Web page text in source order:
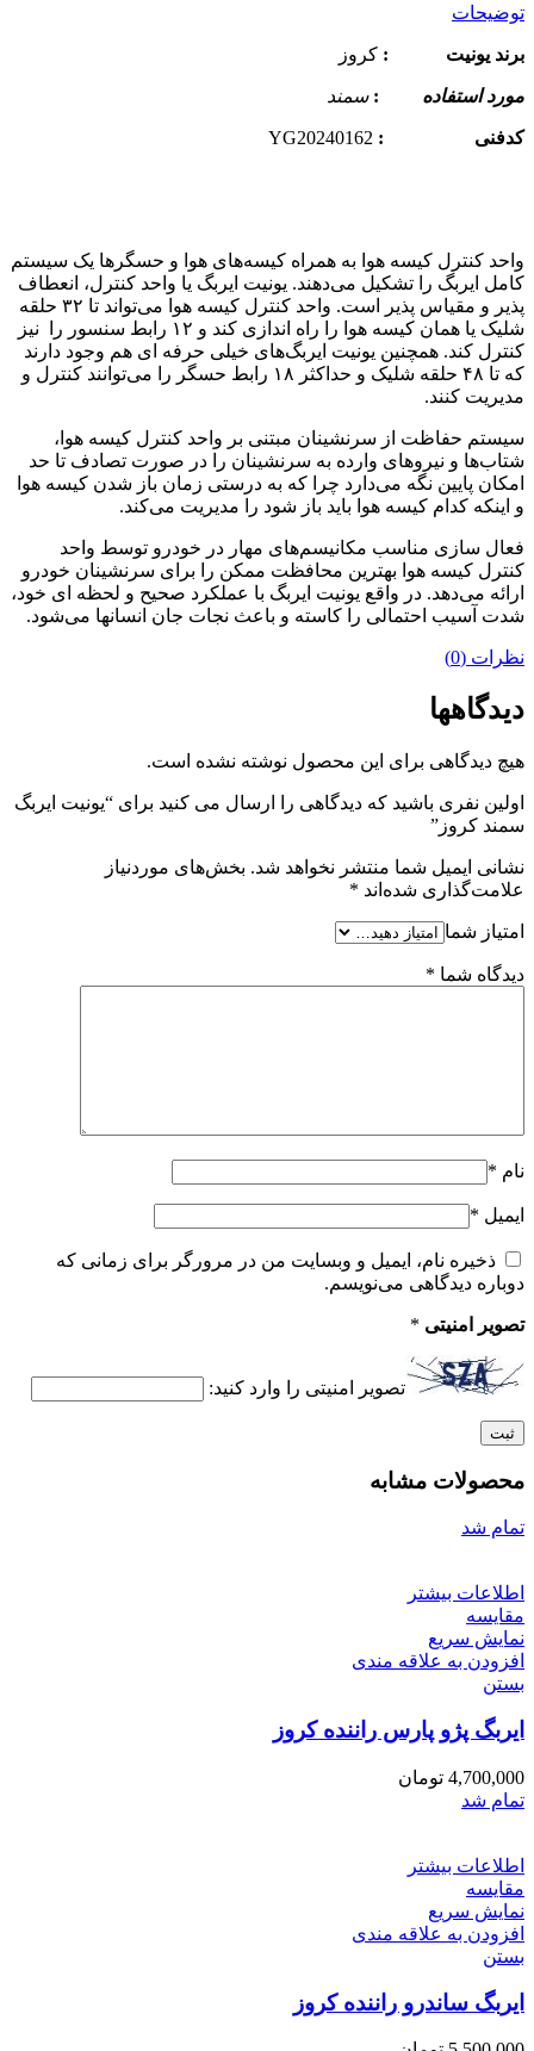
توضیحات
برند یونیت : کروز
مورد استفاده :سمند
کدفنی :
واحد کنترل کیسه هوا به همراه کیسه‌های هوا و حسگرها یک سیستم
کامل ایربگ را تشکیل می‌دهند. یونیت ایربگ یا واحد کنترل، انعطاف
پذیر و مقیاس پذیر است. واحد کنترل کیسه هوا می‌تواند تا ۳۲ حلقه
شلیک یا همان کیسه هوا را راه اندازی کند و ۱۲ رابط سنسور را نیز
کنترل کند. همچنین یونیت ایربگ‌های خیلی حرفه ای هم وجود دارند
که تا ۴۸ حلقه شلیک و حداکثر ۱۸ رابط حسگر را می‌توانند کنترل و
مدیریت کنند.
سیستم حفاظت از سرنشینان مبتنی بر واحد کنترل کیسه هوا،
شتاب‌ها و نیروهای وارده به سرنشینان را در صورت تصادف تا حد
امکان پایین نگه می‌دارد چرا که به درستی زمان باز شدن کیسه هوا
و اینکه کدام کیسه هوا باید باز شود را مدیریت می‌کند.
فعال سازی مناسب مکانیسم‌های مهار در خودرو توسط واحد
کنترل کیسه هوا بهترین محافظت ممکن را برای سرنشینان خودرو
ارائه می‌دهد. در واقع یونیت ایربگ با عملکرد صحیح و لحظه ای خود،
شدت آسیب احتمالی را کاسته و باعث نجات جان انسانها می‌شود.
نظرات (0)
دیدگاهها
هیچ دیدگاهی برای این محصول نوشته نشده است.
اولین نفری باشید که دیدگاهی را ارسال می کنید برای “یونیت ایربگ
سمند کروز”
نشانی ایمیل شما منتشر نخواهد شد. بخش‌های موردنیاز
علامت‌گذاری شده‌اند *
امتیاز شما
دیدگاه شما *
نام *
ایمیل *
ذخیره نام، ایمیل و وبسایت من در مرورگر برای زمانی که
دوباره دیدگاهی می‌نویسم.
تصویر امنیتی *
تصویر امنیتی را وارد کنید:
محصولات مشابه
تمام شد
اطلاعات بیشتر
مقایسه
نمایش سریع
افزودن به علاقه مندی
بستن
ایربگ پژو پارس راننده کروز
4,700,000 تومان
تمام شد
اطلاعات بیشتر
مقایسه
نمایش سریع
افزودن به علاقه مندی
بستن
ایربگ ساندرو راننده کروز